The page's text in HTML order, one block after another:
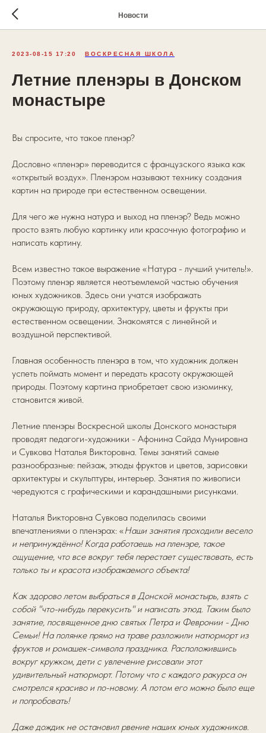
Новости
2023-08-15 17:20 ВОСКРЕСНАЯ ШКОЛА
Летние пленэры в Донском
монастыре
Вы спросите, что такое пленэр?
Дословно «пленэр» переводится с французского языка как
«открытый воздух». Пленэром называют технику создания
картин на природе при естественном освещении.
Для чего же нужна натура и выход на пленэр? Ведь можно
просто взять любую картинку или красочную фотографию и
написать картину.
Всем известно такое выражение «Натура - лучший учитель!».
Поэтому пленэр является неотъемлемой частью обучения
юных художников. Здесь они учатся изображать
окружающую природу, архитектуру, цветы и фрукты при
естественном освещении. Знакомятся с линейной и
воздушной перспективой.
Главная особенность пленэра в том, что художник должен
успеть поймать момент и передать красоту окружающей
природы. Поэтому картина приобретает свою изюминку,
становится живой.
Летние пленэры Воскресной школы Донского монастыря
проводят педагоги-художники - Афонина Сайда Мунировна
и Сувкова Наталья Викторовна. Темы занятий самые
разнообразные: пейзаж, этюды фруктов и цветов, зарисовки
архитектуры и скульптуры, интерьер. Занятия по живописи
чередуются с графическими и карандашными рисунками.
Наталья Викторовна Сувкова поделилась своими
впечатлениями о пленэрах: «Наши занятия проходили весело
и непринуждённо! Когда работаешь на пленэре, такое
ощущение, что все вокруг тебя перестает существовать, есть
только ты и красота изображаемого объекта!
Как здорово летом выбраться в Донской монастырь, взять с
собой "что-нибудь перекусить" и написать этюд. Таким было
занятие, посвященное дню святых Петра и Февронии - Дню
Семьи! На полянке прямо на траве разложили натюрморт из
фруктов и ромашек-символа праздника. Расположившись
вокруг кружком, дети с увлечение рисовали этот
удивительный натюрморт. Потому что с каждого ракурса он
смотрелся красиво и по-новому. А потом его можно было еще
и попробовать!
Даже дождик не остановил рвение наших юных художников.